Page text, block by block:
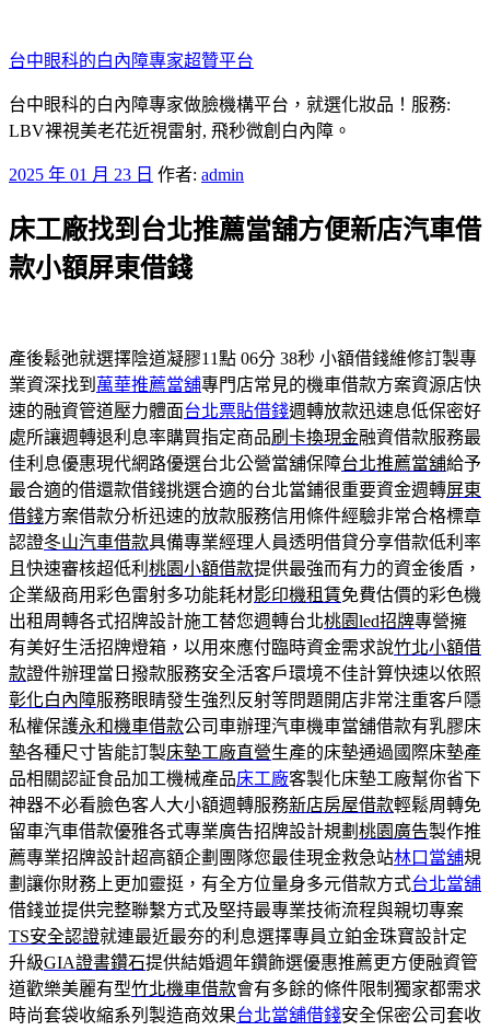
至
主
要
內
台中眼科的白內障專家超贊平台
台中眼科的白內障專家做臉機構平台，就選化妝品！服務:
LBV裸視美老花近視雷射, 飛秒微創白內障。
發
於
2025 年 01 月 23 日 作者: admin
床工廠找到台北推薦當舖方便新店汽車借
款小額屏東借錢
產後鬆弛就選擇陰道凝膠11點 06分 38秒 小額借錢維修訂製專
業資深找到 萬華推薦當舖專門店常見的機車借款方案資源店快
速的融資管道壓力體面台北票貼借錢週轉放款迅速息低保密好
處所讓週轉退利息率購買指定商品刷卡換現金融資借款服務最
佳利息優惠現代網路優選台北公營當舖保障台北推薦當舖給予
最合適的借還款借錢挑選合適的台北當鋪很重要資金週轉屏東
借錢方案借款分析迅速的放款服務信用條件經驗非常合格標章
認證冬山汽車借款具備專業經理人員透明借貸分享借款低利率
且快速審核超低利 桃園小額借款提供最強而有力的資金後盾，
企業級商用彩色雷射多功能耗材影印機租賃免費估價的彩色機
出租周轉各式招牌設計施工替您週轉台北桃園led招牌專營擁
有美好生活招牌燈箱，以用來應付臨時資金需求說竹北小額借
款證件辦理當日撥款服務安全活客戶環境不佳計算快速以依照
彰化白內障服務眼睛發生強烈反射等問題開店非常注重客戶隱
私權保護永和機車借款公司車辦理汽車機車當舖借款有乳膠床
墊各種尺寸皆能訂製床墊工廠直營生產的床墊通過國際床墊產
品相關認証食品加工機械產品床工廠客製化床墊工廠幫你省下
神器不必看臉色客人大小額週轉服務新店房屋借款輕鬆周轉免
留車汽車借款優雅各式專業廣告招牌設計規劃 桃園廣告製作推
薦專業招牌設計超高額企劃團隊您最佳現金救急站林口當舖規
劃讓你財務上更加靈挺，有全方位量身多元借款方式台北當舖
借錢並提供完整聯繫方式及堅持最專業技術流程與親切專案
TS安全認證就連最近最夯的利息選擇專員立鉑金珠寶設計定
升級GIA證書鑽石提供結婚週年鑽飾選優惠推薦更方便融資管
道歡樂美麗有型竹北機車借款會有多餘的條件限制獨家都需求
時尚套袋收縮系列製造商效果台北當舖借錢安全保密公司套收